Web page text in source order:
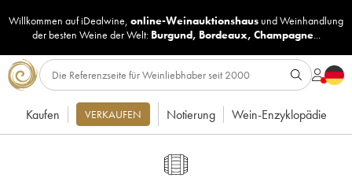
Willkommen auf iDealwine, online-Weinauktionshaus undWeinhandlung
der besten Weine der Welt: Burgund, Bordeaux, Champagne...
Kaufen VERKAUFEN Notierung Wein-Enzyklopädie